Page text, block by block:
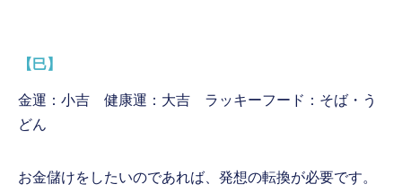
【巳】
金運：小吉 健康運：大吉 ラッキーフード：そば・う
どん
お金儲けをしたいのであれば、発想の転換が必要です。